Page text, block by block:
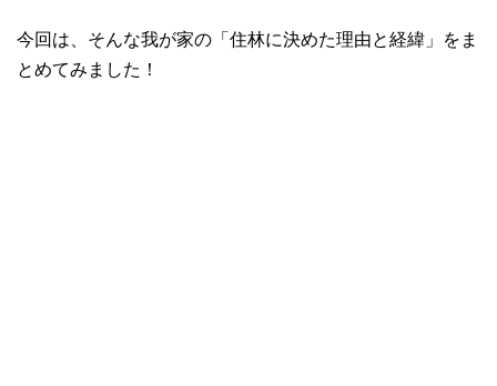
今回は、そんな我が家の「住林に決めた理由と経緯」をま
とめてみました！